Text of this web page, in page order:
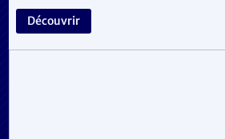
Découvrir